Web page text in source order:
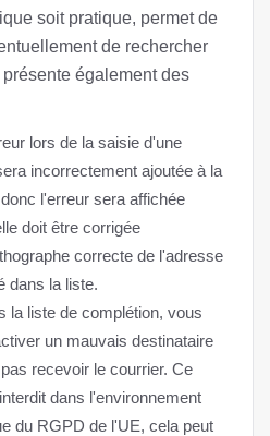
soit pratique, permet de
de rechercher
également des
lors de la saisie d'une
incorrectement ajoutée à la
l'erreur sera affichée
doit être corrigée
correcte de l'adresse
dans la liste.
la liste de complétion, vous
un mauvais destinataire
recevoir le courrier. Ce
dans l'environnement
du RGPD de l'UE, cela peut